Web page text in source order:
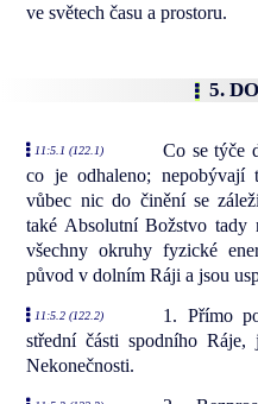
ve světech času a prostoru.
5.
11:5.1 (122.1)
Co se týče
co je odhaleno; nepobývají
vůbec nic do činění se
také Absolutní Božstvo tady
všechny okruhy fyzické
původ v dolním Ráji a jsou
11:5.2 (122.2)
1. Přímo
střední části spodního Ráje,
Nekonečnosti.